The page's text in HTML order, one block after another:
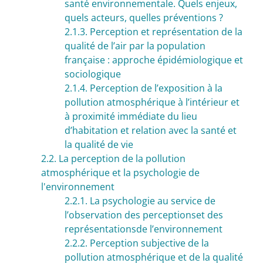
santé environnementale. Quels enjeux,
quels acteurs, quelles préventions ?
2.1.3. Perception et représentation de la
qualité de l’air par la population
française : approche épidémiologique et
sociologique
2.1.4. Perception de l’exposition à la
pollution atmosphérique à l’intérieur et
à proximité immédiate du lieu
d’habitation et relation avec la santé et
la qualité de vie
2.2. La perception de la pollution
atmosphérique et la psychologie de
l'environnement
2.2.1. La psychologie au service de
l’observation des perceptionset des
représentationsde l’environnement
2.2.2. Perception subjective de la
pollution atmosphérique et de la qualité